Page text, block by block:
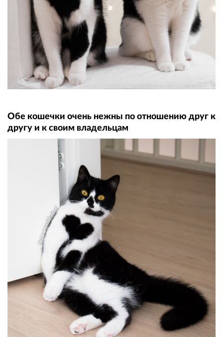
Обе кошечки очень нежны по отношению друг к
другу и к своим владельцам